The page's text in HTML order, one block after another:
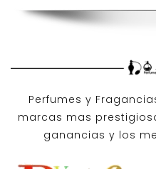
Perfumes y
marcas mas
ganancias y los